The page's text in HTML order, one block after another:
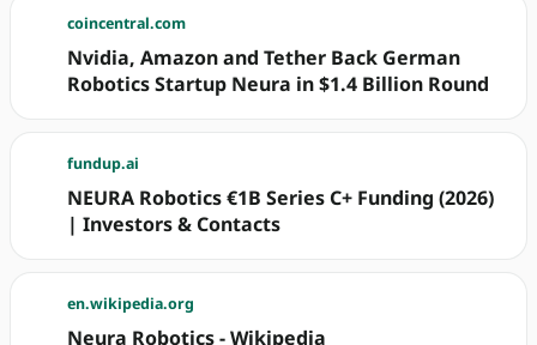
coincentral.com
Nvidia, Amazon and Tether Back German
Robotics Startup Neura in $1.4 Billion Round
fundup.ai
NEURA Robotics €1B Series C+ Funding (2026)
| Investors & Contacts
en.wikipedia.org
Neura Robotics - Wikipedia